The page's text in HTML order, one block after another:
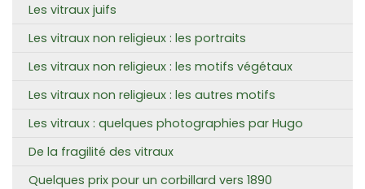
Les vitraux juifs
Les vitraux non religieux : les portraits
Les vitraux non religieux : les motifs végétaux
Les vitraux non religieux : les autres motifs
Les vitraux : quelques photographies par Hugo
De la fragilité des vitraux
Quelques prix pour un corbillard vers 1890